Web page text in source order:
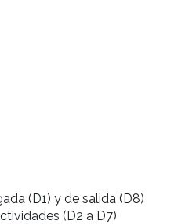
(D1) y de salida (D8)
(D2 a D7)